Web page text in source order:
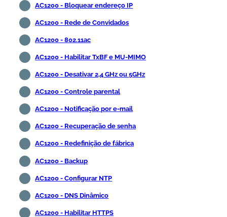
AC1200 - Bloquear endereço IP
AC1200 - Rede de Convidados
AC1200 - 802.11ac
AC1200 - Habilitar TxBF e MU-MIMO
AC1200 - Desativar 2,4 GHz ou 5GHz
AC1200 - Controle parental
AC1200 - Notificação por e-mail
AC1200 - Recuperação de senha
AC1200 - Redefinição de fábrica
AC1200 - Backup
AC1200 - Configurar NTP
AC1200 - DNS Dinâmico
AC1200 - Habilitar HTTPS